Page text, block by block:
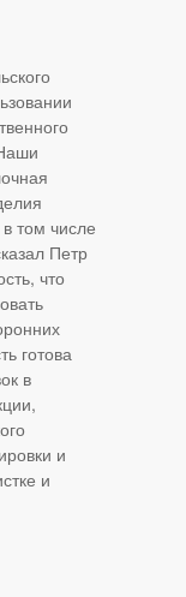
том числе
Петр
что
готова
в
и
и